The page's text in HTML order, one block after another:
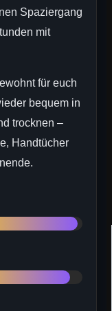
Spaziergang
mit
für euch
bequem in
trocknen –
Handtücher